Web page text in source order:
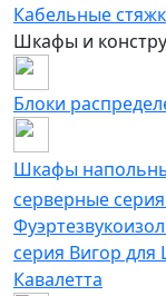
Кабельные
Шкафы и
Блоки
Шкафы
серверные
Фуэрте
серия Вигор
Кавалетта